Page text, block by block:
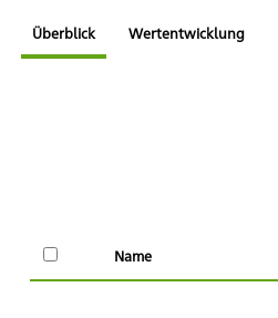
Überblick Wertentwicklung
Name